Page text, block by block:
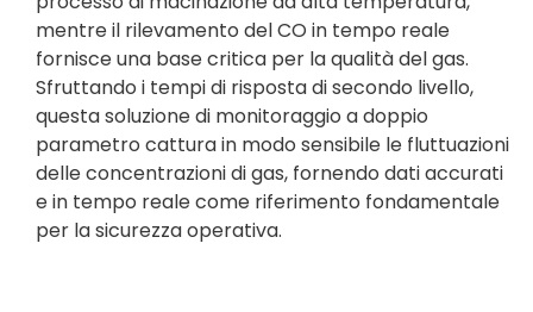
mentre il rilevamento del CO in tempo reale
fornisce una base critica per la qualità del gas.
Sfruttando i tempi di risposta di secondo livello,
questa soluzione di monitoraggio a doppio
parametro cattura in modo sensibile le fluttuazioni
delle concentrazioni di gas, fornendo dati accurati
e in tempo reale come riferimento fondamentale
per la sicurezza operativa.